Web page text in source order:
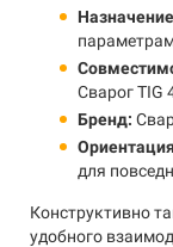
Сварог TIG
Бренд:
для
Конструктивно
удобного